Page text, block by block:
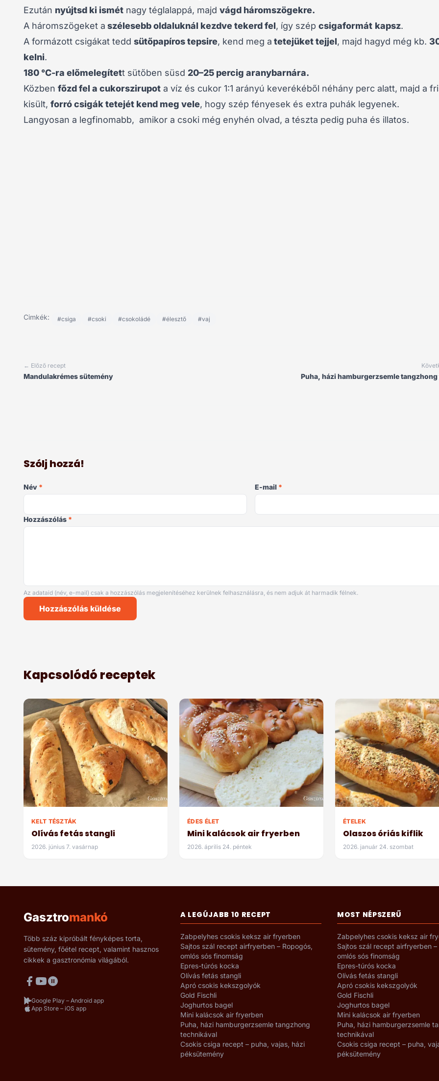
Ezután nyújtsd ki ismét nagy téglalappá, majd vágd háromszögekre.
A háromszögeket a szélesebb oldaluknál kezdve tekerd fel, így szép csigaformát kapsz.
A formázott csigákat tedd sütőpapíros tepsire, kend meg a tetejüket tejjel, majd hagyd még kb.
kelni.
180 °C-ra előmelegített sütőben süsd 20–25 percig aranybarnára.
Közben főzd fel a cukorszirupot a víz és cukor 1:1 arányú keverékéből néhány perc alatt, majd a
kisült, forró csigák tetejét kend meg vele, hogy szép fényesek és extra puhák legyenek.
Langyosan a legfinomabb, amikor a csoki még enyhén olvad, a tészta pedig puha és illatos.
Cimkék: #csiga #csoki #csokoládé #élesztő #vaj
← Előző recept
Mandulakrémes sütemény Puha, házi hamburgerzsemle
Szólj hozzá!
Név * E-mail *
Hozzászólás *
Az adataid (név, e-mail) csak a hozzászólás megjelenítéséhez kerülnek felhasználásra, és nem adjuk át harmadik félnek.
Hozzászólás küldése
Kapcsolódó receptek
KELT TÉSZTÁK
Olívás fetás stangli
2026. június 7. vasárnap
ÉDES ÉLET
Mini kalácsok air fryerben
2026. április 24. péntek
ÉTELEK
Olaszos óriás kiflik
2026. január 24. szombat
Gasztromankó
Több száz kipróbált fényképes torta,
sütemény, főétel recept, valamint hasznos
cikkek a gasztronómia világából.
Google Play – Android app
App Store – iOS app
A LEGÚJABB 10 RECEPT
Zabpelyhes csokis keksz air fryerben
Sajtos szál recept airfryerben – Ropogós,
omlós sós finomság
Epres-túrós kocka
Olívás fetás stangli
Apró csokis kekszgolyók
Gold Fischli
Joghurtos bagel
Mini kalácsok air fryerben
Puha, házi hamburgerzsemle tangzhong
technikával
Csokis csiga recept – puha, vajas, házi
péksütemény
MOST NÉPSZERŰ
Zabpelyhes csokis keksz air
Sajtos szál recept airfryerben –
omlós sós finomság
Epres-túrós kocka
Olívás fetás stangli
Apró csokis kekszgolyók
Gold Fischli
Joghurtos bagel
Mini kalácsok air fryerben
Puha, házi hamburgerzsemle
technikával
Csokis csiga recept – puha,
péksütemény